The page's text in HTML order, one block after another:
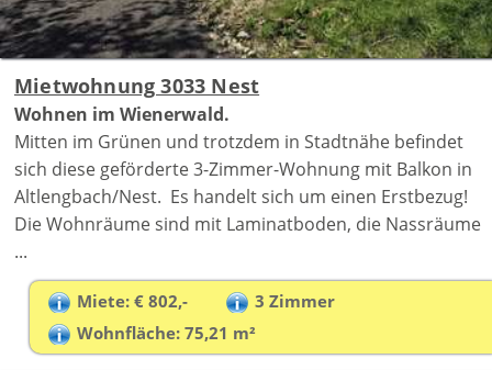
Mietwohnung 3033 Nest
Wohnen im Wienerwald.
Mitten im Grünen und trotzdem in Stadtnähe befindet
sich diese geförderte 3-Zimmer-Wohnung mit Balkon in
Altlengbach/Nest. Es handelt sich um einen Erstbezug!
Die Wohnräume sind mit Laminatboden, die Nassräume
...
Miete: € 802,-
3 Zimmer
Wohnfläche: 75,21 m²